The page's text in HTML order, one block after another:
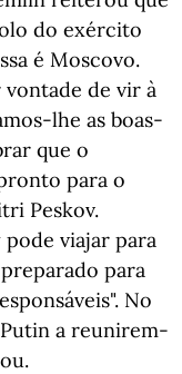
do exército
é Moscovo.
vontade de vir à
lhe as boas-
que o
para o
Peskov.
viajar para
para
No
a reunirem-